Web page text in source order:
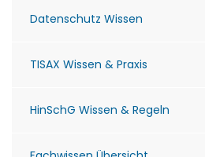
Datenschutz Wissen
TISAX Wissen & Praxis
HinSchG Wissen & Regeln